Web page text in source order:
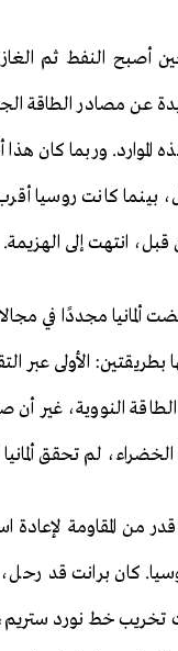
أصبح النفط ثم
عن مصادر
وربما كان هذا
بينما كانت روسيا
انتهت إلى الهزيمة.
ألمانيا مجددًا في
الأولى عبر
الطاقة النووية،
لم تحقق
قدر من المقاومة
كان برانت قد
تخريب خط نورد